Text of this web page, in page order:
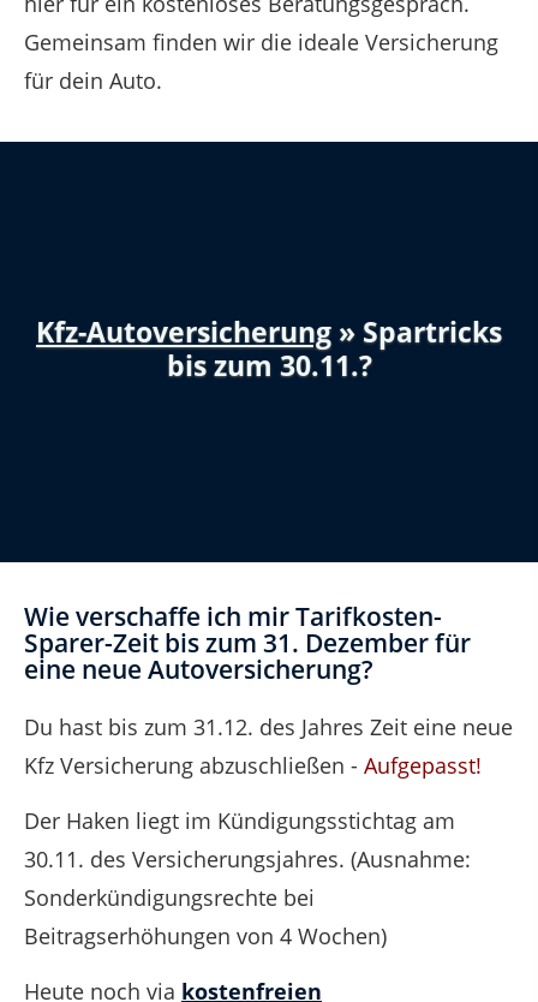
Gemeinsam finden wir die ideale Versicherung
für dein Auto.
Kfz-Autoversicherung » Spartricks
bis zum 30.11.?
Wie verschaffe ich mir Tarifkosten-
Sparer-Zeit bis zum 31. Dezember für
eine neue Autoversicherung?
Du hast bis zum 31.12. des Jahres Zeit eine neue
Kfz Versicherung abzuschließen - Aufgepasst!
Der Haken liegt im Kündigungsstichtag am
30.11. des Versicherungsjahres. (Ausnahme:
Sonderkündigungsrechte bei
Beitragserhöhungen von 4 Wochen)
Heute noch via kostenfreien